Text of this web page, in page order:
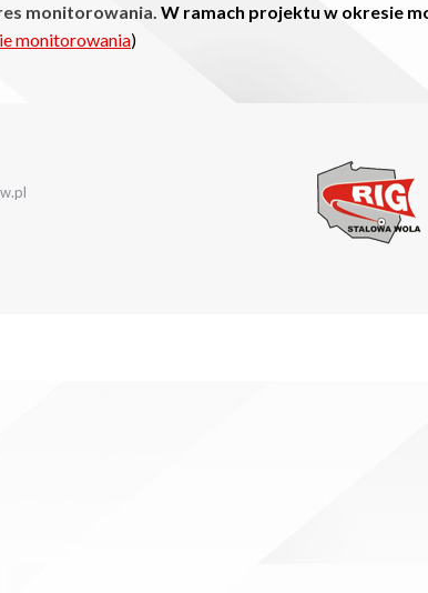
monitorowania. W ramach projektu w okresie
monitorowania)